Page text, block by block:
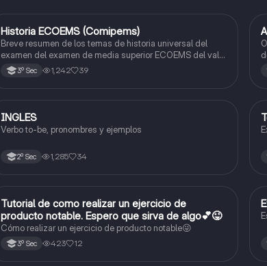
Historia
Historia ECOEMS (Comipems)
Breve resumen de los temas de historia universal del
examen del examen de media superior ECOEMS del valle
de México
3º Sec 1,242 39
Inglés
INGLES
Verbo to-be, pronombres y ejemplos
2º Sec 1,285 34
Matemáticas
Tutorial de como realizar un ejercicio de
producto notable. Espero que sirva de algo💕😜
Cómo realizar un ejercicio de producto notable😜
3º Sec 423 12